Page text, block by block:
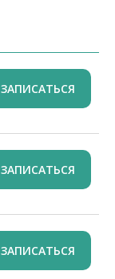
ЗАПИСАТЬСЯ
ЗАПИСАТЬСЯ
ЗАПИСАТЬСЯ